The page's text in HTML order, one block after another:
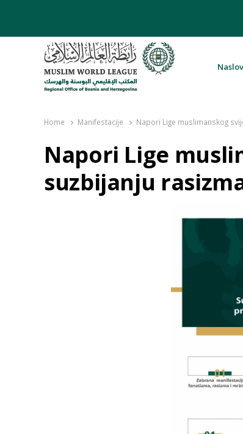
Home Manifestacije Napori Lige muslimanskog
Napori Lige
suzbijanju